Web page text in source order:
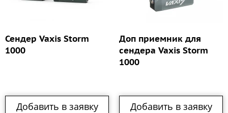
Сендер Vaxis Storm
1000
Добавить в заявку
Доп приемник для
сендера Vaxis Storm
1000
Добавить в заявку